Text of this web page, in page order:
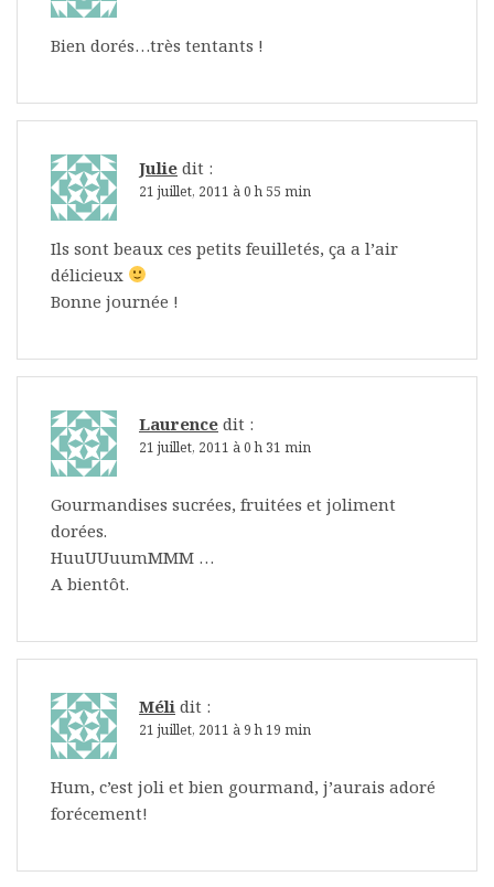
Bien dorés…très tentants !
Julie dit :
21 juillet, 2011 à 0 h 55 min
Ils sont beaux ces petits feuilletés, ça a l’air
délicieux
Bonne journée !
Laurence dit :
21 juillet, 2011 à 0 h 31 min
Gourmandises sucrées, fruitées et joliment
dorées.
HuuUUuumMMM …
A bientôt.
Méli dit :
21 juillet, 2011 à 9 h 19 min
Hum, c’est joli et bien gourmand, j’aurais adoré
forécement!